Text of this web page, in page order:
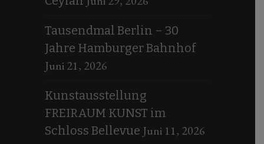
Tausendmal Berlin – 30
Jahre Hamburger Bahnhof
Juni 21, 2026
Kunstausstellung
FREIRAUM KUNST im
Schloss Bellevue Juni 11, 2026